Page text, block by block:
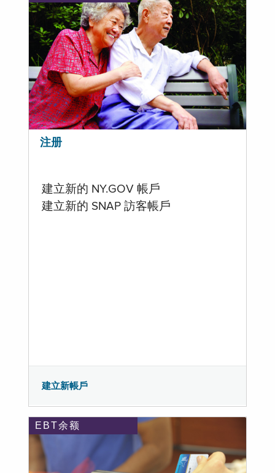
注册
建立新的 NY.GOV 帳戶
建立新的 SNAP 訪客帳戶
建立新帳戶
EBT余额